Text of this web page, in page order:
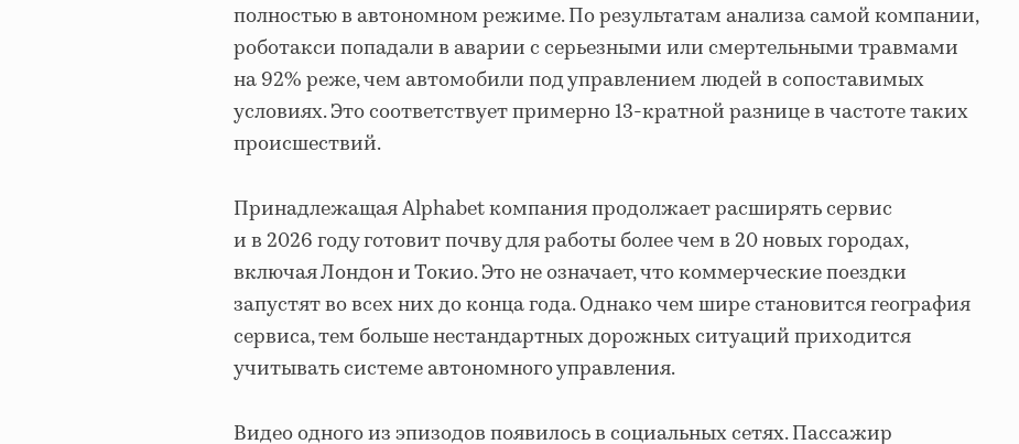
полностью в автономном режиме. По результатам анализа самой компании,
роботакси попадали в аварии с серьезными или смертельными травмами
на 92% реже, чем автомобили под управлением людей в сопоставимых
условиях. Это соответствует примерно 13-кратной разнице в частоте таких
происшествий.
Принадлежащая Alphabet компания продолжает расширять сервис
и в 2026 году готовит почву для работы более чем в 20 новых городах,
включая Лондон и Токио. Это не означает, что коммерческие поездки
запустят во всех них до конца года. Однако чем шире становится география
сервиса, тем больше нестандартных дорожных ситуаций приходится
учитывать системе автономного управления.
Видео одного из эпизодов появилось в социальных сетях. Пассажир